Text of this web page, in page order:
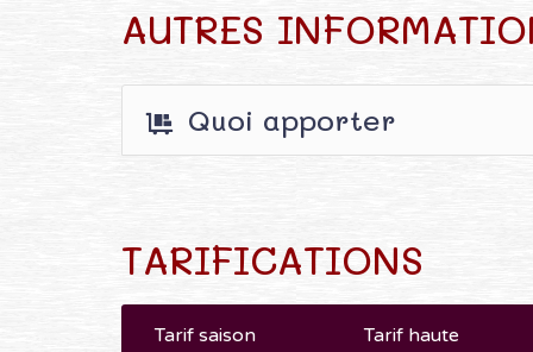
AUTRES
Quoi apporter
TARIFICATIONS
Tarif saison
Tarif haute